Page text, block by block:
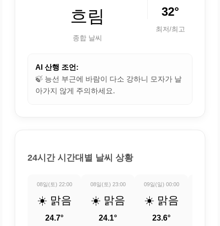
흐림
종합 날씨
32°
최저/최고
AI 산행 조언:
🍃 능선 부근에 바람이 다소 강하니 모자가 날
아가지 않게 주의하세요.
24시간 시간대별 날씨 상황
08일(토) 22:00
☀️ 맑음
24.7°
08일(토) 23:00
☀️ 맑음
24.1°
09일(일) 00:00
☀️ 맑음
23.6°